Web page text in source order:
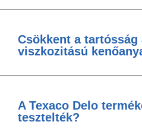
Csökkent a tartósság
viszkozitású
A Texaco Delo
tesztelték?